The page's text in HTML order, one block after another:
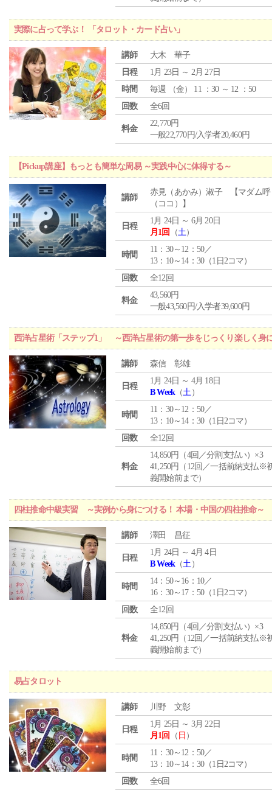
実際に占って学ぶ！ 「タロット・カード占い」
講師
大木 華子
日程
1月 23日 ～ 2月 27日
時間
毎週 （金） 11 ：30 ～ 12 ：50
回数
全6回
料金
22,770円
一般22,770円/入学者20,460円
【Pickup講座】もっとも簡単な周易 ～実践中心に体得する～
講師
赤見（あかみ）淑子 【マダム呼
（ココ）】
日程
1月 24日 ～ 6月 20日
月1回
（土）
時間
11：30～12：50／
13：10～14：30（1日2コマ）
回数
全12回
料金
43,560円
一般43,560円/入学者39,600円
西洋占星術「ステップ1」 ～西洋占星術の第一歩をじっくり楽しく身
講師 森信 彰雄
日程
1月 24日 ～ 4月 18日
B Week（土）
時間
11：30～12：50／
13：10～14：30（1日2コマ）
回数
全12回
料金
14,850円（4回／分割支払い）×3
41,250円（12回／一括前納支払※
義開始前まで）
四柱推命中級実習 ～実例から身につける！ 本場・中国の四柱推命～
講師 澤田 昌征
日程
1月 24日 ～ 4月 4日
B Week（土）
時間
14：50～16：10／
16：30～17：50（1日2コマ）
回数
全12回
料金
14,850円（4回／分割支払い）×3
41,250円（12回／一括前納支払※
義開始前まで）
易占タロット
講師 川野 文彰
日程
1月 25日 ～ 3月 22日
月1回
（ 日 ）
時間
11：30～12：50／
13：10～14：30（1日2コマ）
回数
全6回